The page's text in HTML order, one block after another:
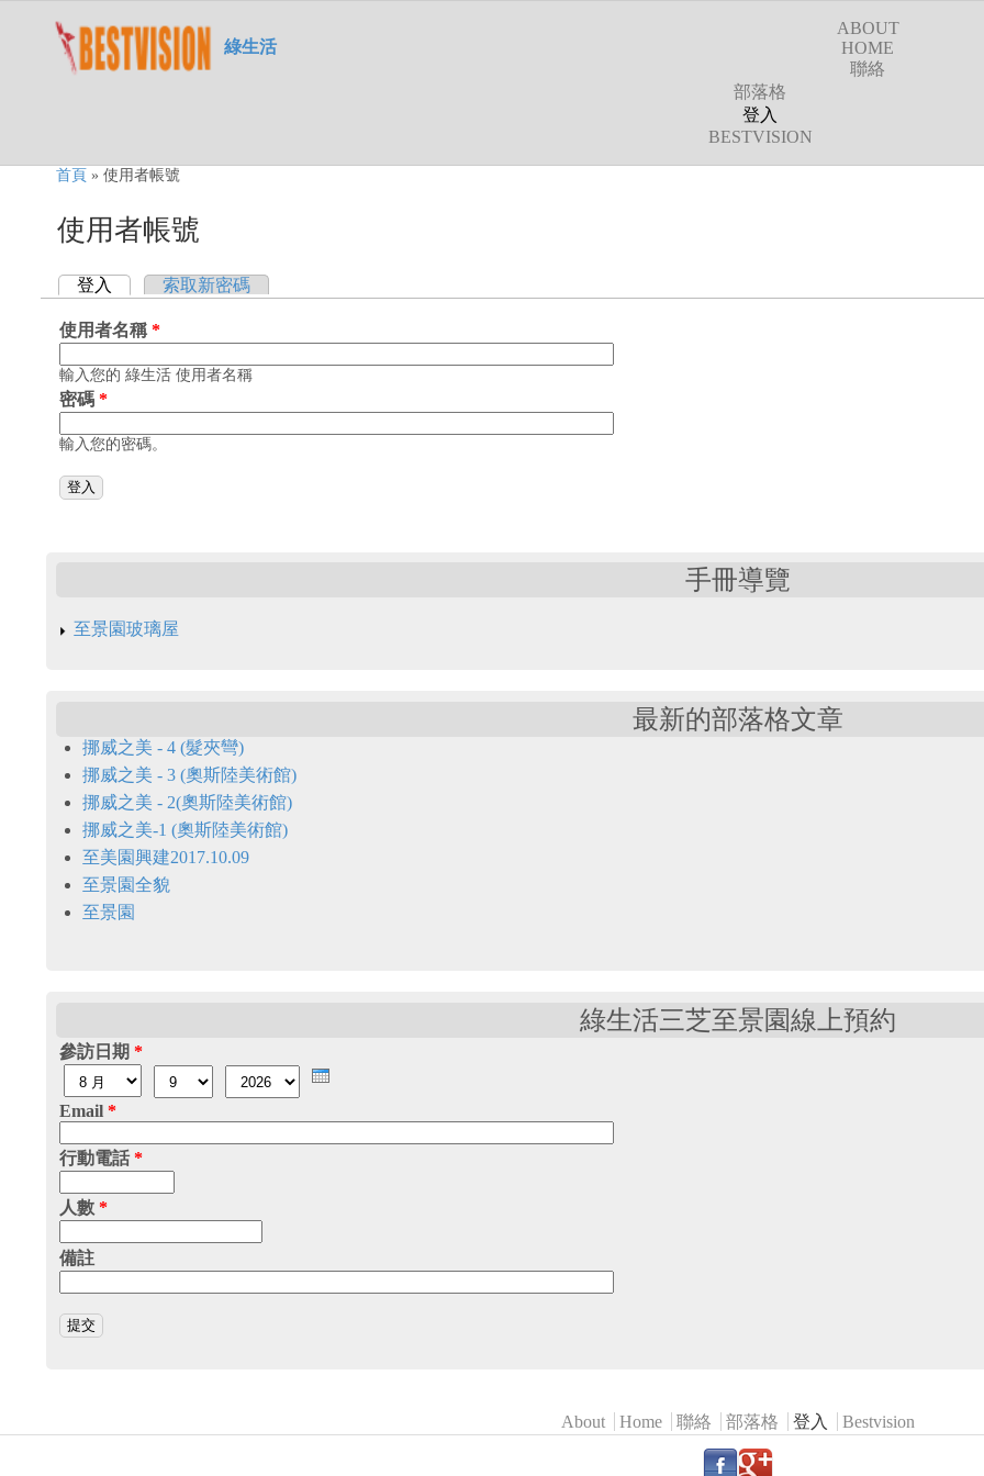
綠生活
主選單
ABOUT
HOME
聯絡
部落格
登入
BESTVISION
您在這裡
首頁 »使用者帳號
使用者帳號
主要索引標籤
登入 (作用中頁籤)
索取新密碼
使用者名稱*
輸入您的 綠生活 使用者名稱
密碼*
輸入您的密碼。
手冊導覽
至景園玻璃屋
最新的部落格文章
挪威之美 - 4 (髮夾彎)
挪威之美 - 3 (奧斯陸美術館)
挪威之美 - 2(奧斯陸美術館)
挪威之美-1 (奧斯陸美術館)
至美園興建2017.10.09
至景園全貌
至景園
綠生活三芝至景園線上預約
參訪日期 *
月份
日
年
Email *
行動電話 *
人數 *
備註
About Home 聯絡 部落格 登入 Bestvision
. .